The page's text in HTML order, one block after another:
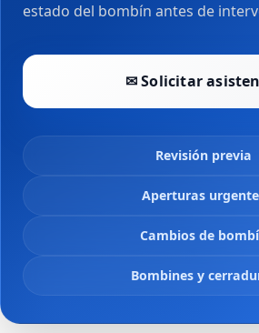
estado del bombín antes de
✉ Solicitar
Revisión previa
Aperturas
Cambios de
Bombines y